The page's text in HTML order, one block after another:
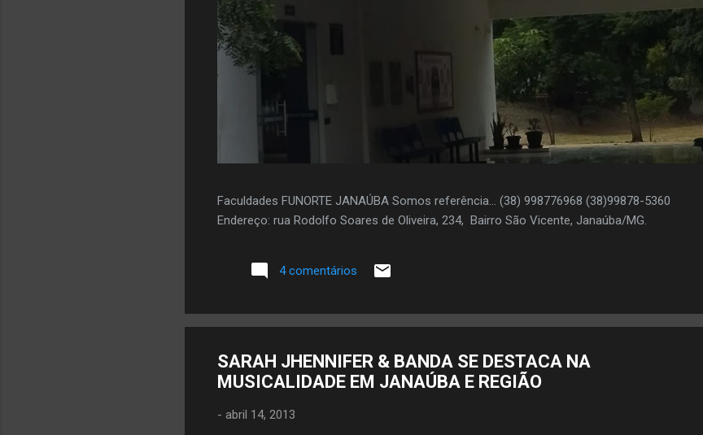
Faculdades FUNORTE JANAÚBA Somos referência... (38) 998776968 (38)99878-5360
Endereço: rua Rodolfo Soares de Oliveira, 234, Bairro São Vicente, Janaúba/MG.
4 comentários
SARAH JHENNIFER & BANDA SE DESTACA NA
MUSICALIDADE EM JANAÚBA E REGIÃO
- abril 14, 2013